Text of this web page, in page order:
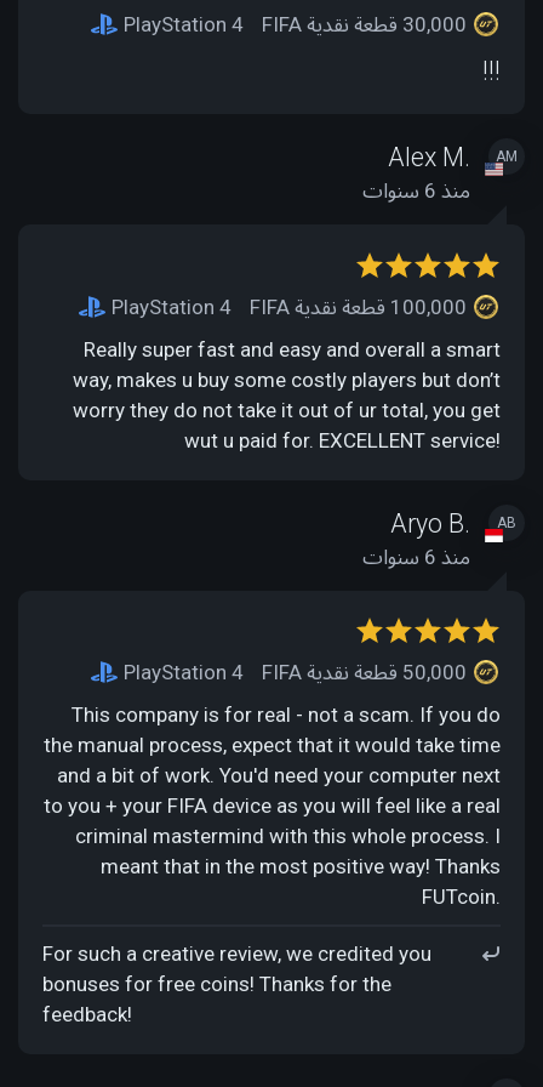
PlayStation 4
!!!
AM
Alex M.
منذ 6 سنوات
PlayStation 4
Really super fast and easy and overall a smart
way, makes u buy some costly players but don’t
worry they do not take it out of ur total, you get
wut u paid for. EXCELLENT service!
AB
Aryo B.
منذ 6 سنوات
PlayStation 4
This company is for real - not a scam. If you do
the manual process, expect that it would take time
and a bit of work. You'd need your computer next
to you + your FIFA device as you will feel like a real
criminal mastermind with this whole process. I
meant that in the most positive way! Thanks
FUTcoin.
For such a creative review, we credited you
bonuses for free coins! Thanks for the
feedback!